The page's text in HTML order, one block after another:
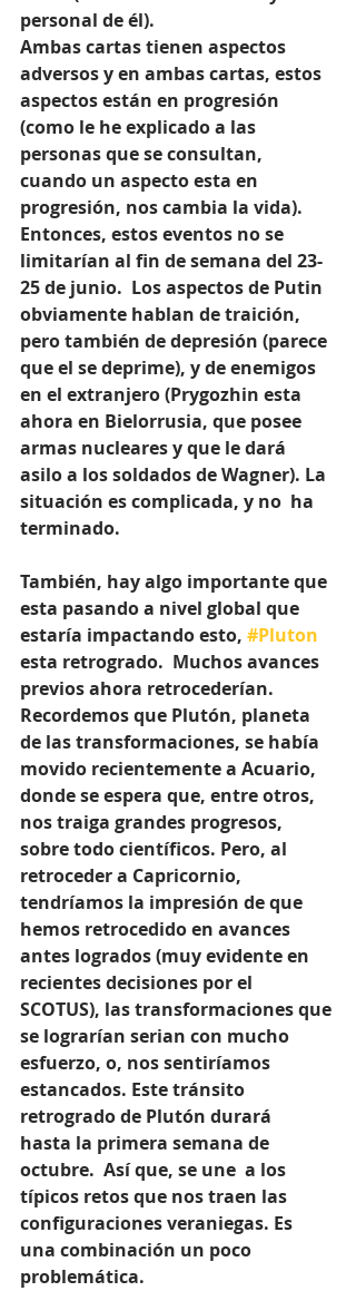
personal de él).
Ambas cartas tienen aspectos
adversos y en ambas cartas, estos
aspectos están en progresión
(como le he explicado a las
personas que se consultan,
cuando un aspecto esta en
progresión, nos cambia la vida).
Entonces, estos eventos no se
limitarían al fin de semana del 23-
25 de junio.  Los aspectos de Putin
obviamente hablan de traición,
pero también de depresión (parece
que el se deprime), y de enemigos
en el extranjero (Prygozhin esta
ahora en Bielorrusia, que posee
armas nucleares y que le dará
asilo a los soldados de Wagner). La
situación es complicada, y no  ha
terminado.
También, hay algo importante que
esta pasando a nivel global que
estaría impactando esto, #Pluton
esta retrogrado.  Muchos avances
previos ahora retrocederían.
Recordemos que Plutón, planeta
de las transformaciones, se había
movido recientemente a Acuario,
donde se espera que, entre otros,
nos traiga grandes progresos,
sobre todo científicos. Pero, al
retroceder a Capricornio,
tendríamos la impresión de que
hemos retrocedido en avances
antes logrados (muy evidente en
recientes decisiones por el
SCOTUS), las transformaciones que
se lograrían serian con mucho
esfuerzo, o, nos sentiríamos
estancados. Este tránsito
retrogrado de Plutón durará
hasta la primera semana de
octubre.  Así que, se une  a los
típicos retos que nos traen las
configuraciones veraniegas. Es
una combinación un poco
problemática.